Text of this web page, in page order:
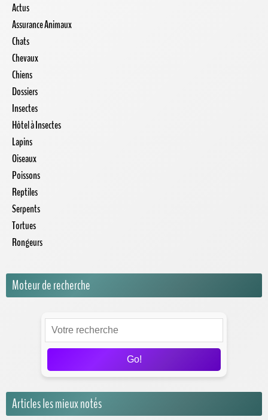
Actus
Assurance Animaux
Chats
Chevaux
Chiens
Dossiers
Insectes
Hôtel à Insectes
Lapins
Oiseaux
Poissons
Reptiles
Serpents
Tortues
Rongeurs
Moteur de recherche
Go!
Articles les mieux notés